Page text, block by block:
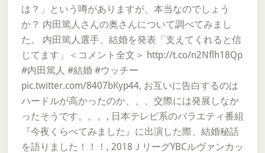
は？」という噂がありますが、本当なのでしょう
か？ 内田篤人さんの奥さんについて調べてみまし
た。 内田篤人選手、結婚を発表「支えてくれると信
じてます」＜コメント全文＞ http://t.co/n2Nflh18Qp
#内田篤人 #結婚 #ウッチー
pic.twitter.com/8407bKyp44, お互いに告白するのは
ハードルが高かったのか、、、交際には発展しなか
ったそうです。。。, 日本テレビ系のバラエティ番組
『今夜くらべてみました』に出演した際、結婚秘話
を語りました！！！, 2018ＪリーグYBCルヴァンカッ